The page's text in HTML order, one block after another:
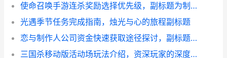
使命召唤手游连杀奖励选择优先级，副标题为制胜节奏掌控之道
光遇季节任务完成指南，烛光与心的旅程副标题
恋与制作人公司资金快速获取途径探讨，副标题为资深玩家的深度思考与策略分析
三国杀移动版活动场玩法介绍，资深玩家的深度体验与攻略